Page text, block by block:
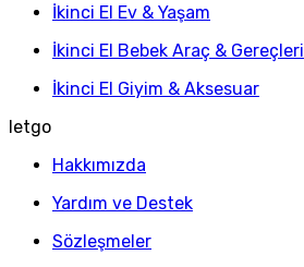
İkinci El Ev & Yaşam
İkinci El Bebek Araç & Gereçleri
İkinci El Giyim & Aksesuar
letgo
Hakkımızda
Yardım ve Destek
Sözleşmeler